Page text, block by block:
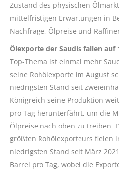
Zustand des physischen
mittelfristigen Erwartungen in
Nachfrage, Ölpreise und
Ölexporte der Saudis fallen auf
Top-Thema ist einmal mehr
seine Rohölexporte im August
niedrigsten Stand seit
Königreich seine Produktion
pro Tag herunterfährt, um die
Ölpreise nach oben zu treiben.
größten Rohölexporteurs fielen
niedrigsten Stand seit März
Barrel pro Tag, wobei die